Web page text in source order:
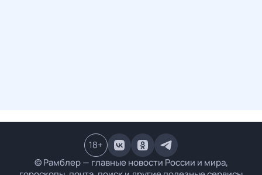
© Рамблер — главные новости России и мира,
18+